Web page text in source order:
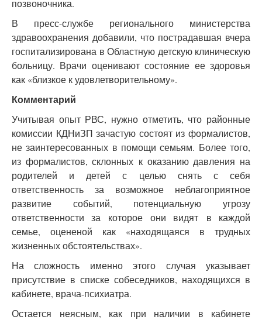
позвоночника.
В пресс-службе регионального министерства
здравоохранения добавили, что пострадавшая вчера
госпитализирована в Областную детскую клиническую
больницу. Врачи оценивают состояние ее здоровья
как «близкое к удовлетворительному».
Комментарий
Учитывая опыт РВС, нужно отметить, что районные
комиссии КДНиЗП зачастую состоят из формалистов,
не заинтересованных в помощи семьям. Более того,
из формалистов, склонных к оказанию давления на
родителей и детей с целью снять с себя
ответственность за возможное неблагоприятное
развитие событий, потенциальную угрозу
ответственности за которое они видят в каждой
семье, оцененой как «находящаяся в трудных
жизненных обстоятельствах».
На сложность именно этого случая указывает
присутствие в списке собеседников, находящихся в
кабинете, врача-психиатра.
Остается неясным, как при наличии в кабинете